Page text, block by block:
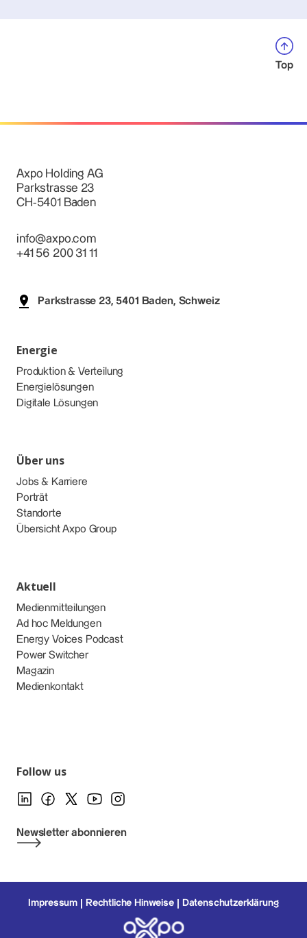
Top
Axpo Holding AG
Parkstrasse 23
CH-5401 Baden
info@axpo.com
+41 56 200 31 11
Parkstrasse 23, 5401 Baden, Schweiz
Energie
Produktion & Verteilung
Energielösungen
Digitale Lösungen
Über uns
Jobs & Karriere
Porträt
Standorte
Übersicht Axpo Group
Aktuell
Medienmitteilungen
Ad hoc Meldungen
Energy Voices Podcast
Power Switcher
Magazin
Medienkontakt
Follow us
Newsletter abonnieren
Impressum Rechtliche Hinweise Datenschutzerklärung